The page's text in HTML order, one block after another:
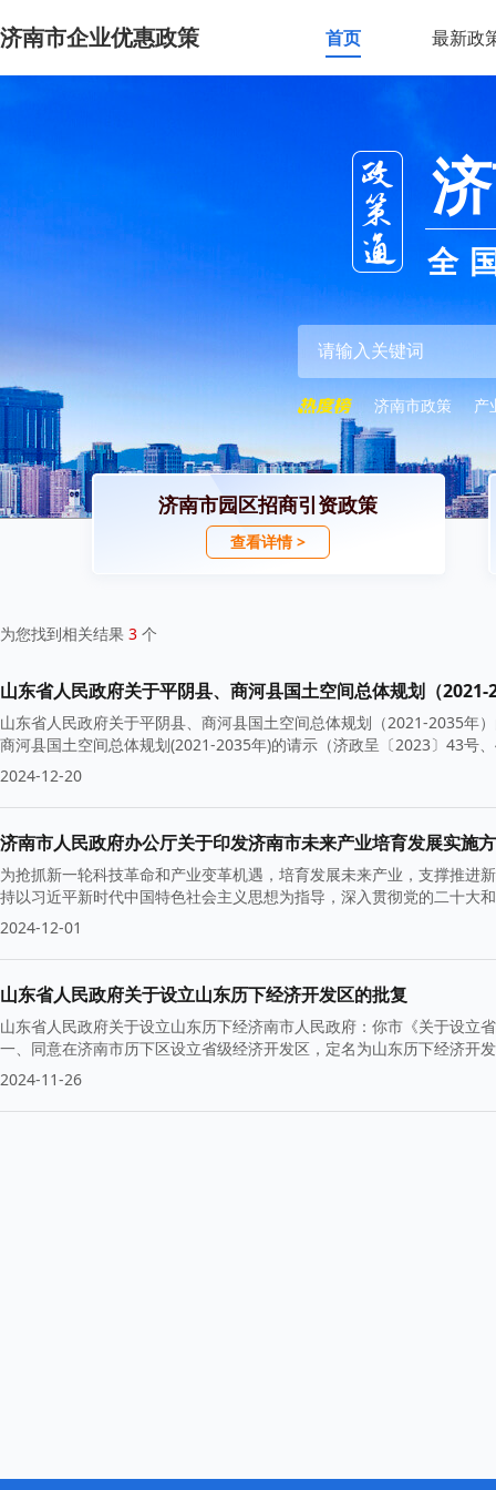
济南市企业优惠政策 首页 最新政
全
济南市政策 产
济南市园区招商引资政策
查看详情 >
为您找到相关结果 3 个
山东省人民政府关于平阴县、商河县国土空间总体规划（2021-
山东省人民政府关于平阴县、商河县国土空间总体规划（2021-2035年
商河县国土空间总体规划(2021-2035年)的请示（济政呈〔2023〕43号
2024-12-20
济南市人民政府办公厅关于印发济南市未来产业培育发展实施
为抢抓新一轮科技革命和产业变革机遇，培育发展未来产业，支撑推进
持以习近平新时代中国特色社会主义思想为指导，深入贯彻党的二十大
2024-12-01
山东省人民政府关于设立山东历下经济开发区的批复
山东省人民政府关于设立山东历下经济南市人民政府：你市《关于设
一、同意在济南市历下区设立省级经济开发区，定名为山东历下经济开
2024-11-26